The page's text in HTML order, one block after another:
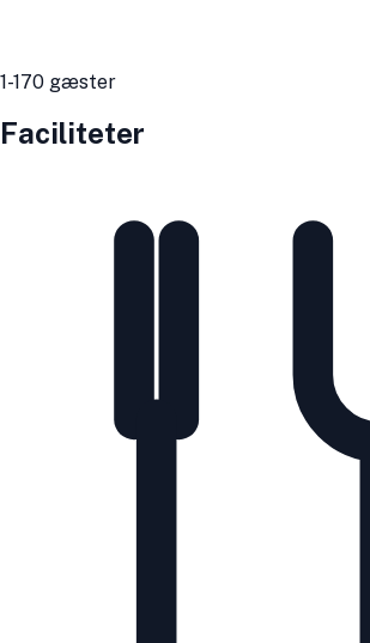
1-170 gæster
Faciliteter